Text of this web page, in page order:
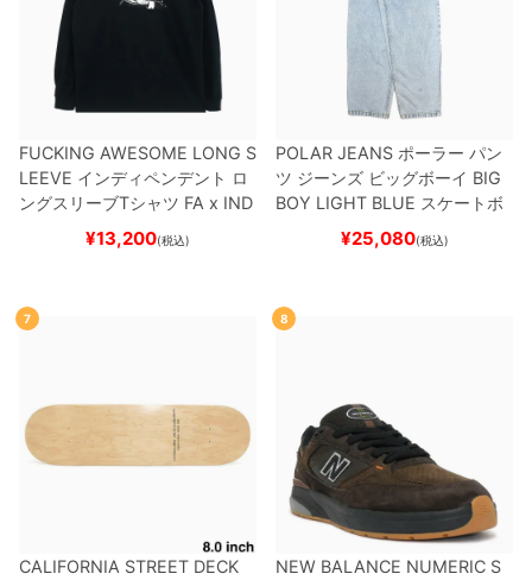
FUCKING AWESOME LONG S
LEEVE インディペンデント ロ
ングスリーブTシャツ FA x IND
EPENDENTHOSTAGE
スケートボード スケボー
¥13,200(税込)
POLAR JEANS ポーラー パン
ツ ジーンズ ビッグボーイ BIG
BOY LIGHT BLUE スケートボ
ード スケボー
¥25,080(税込)
7
CALIFORNIA STREET DECK
8
NEW BALANCE NUMERIC S